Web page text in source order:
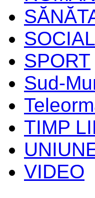
SOCIAL
SPORT
Sud-
TIMP
VIDEO